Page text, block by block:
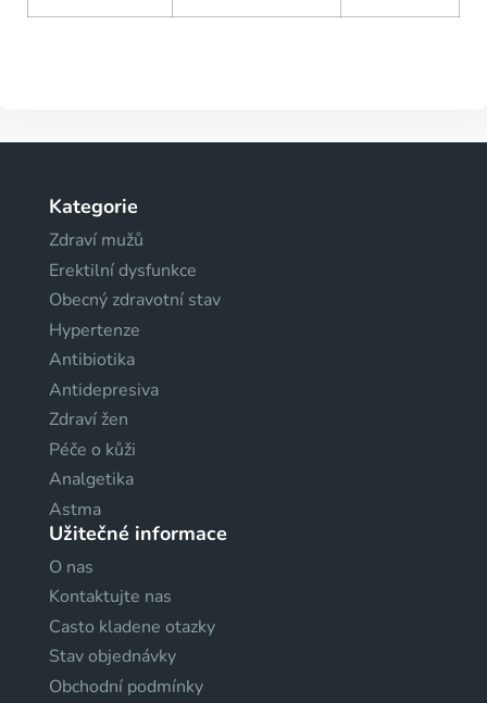
Kategorie
Zdraví mužů
Erektilní dysfunkce
Obecný zdravotní stav
Hypertenze
Antibiotika
Antidepresiva
Zdraví žen
Péče o kůži
Analgetika
Astma
Užitečné informace
O nas
Kontaktujte nas
Casto kladene otazky
Stav objednávky
Obchodní podmínky